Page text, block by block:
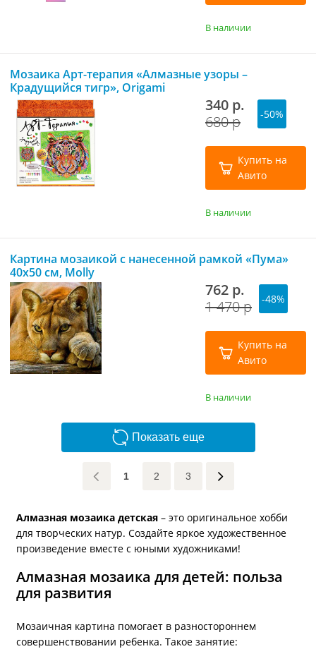
В наличии
Мозаика Арт-терапия «Алмазные узоры –
Крадущийся тигр», Origami
340 р.
680 р
-50%
Купить на
Авито
В наличии
Картина мозаикой с нанесенной рамкой «Пума»
40х50 см, Molly
762 р.
1 470 р
-48%
Купить на
Авито
В наличии
Показать еще
1 2 3
Алмазная мозаика детская– это оригинальное хобби
для творческих натур. Создайте яркое художественное
произведение вместе с юными художниками!
Алмазная мозаика для детей: польза
для развития
Мозаичная картина помогает в разностороннем
совершенствовании ребенка. Такое занятие: